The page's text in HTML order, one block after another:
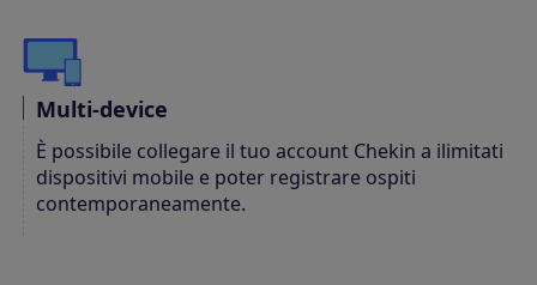
Multi-device
È possibile collegare il tuo account Chekin a ilimitati
dispositivi mobile e poter registrare ospiti
contemporaneamente.